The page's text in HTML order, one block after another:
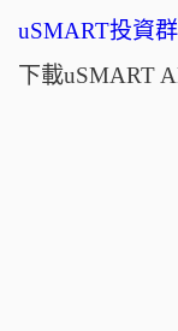
uSMART投資群
下載uSMART